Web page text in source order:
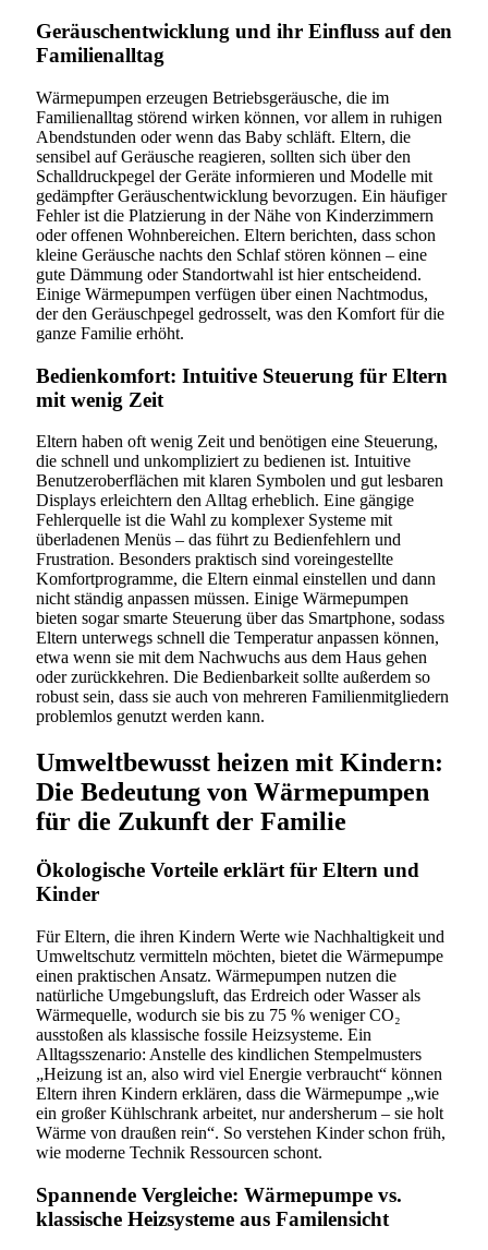
Geräuschentwicklung und ihr Einfluss auf den
Familienalltag
Wärmepumpen erzeugen Betriebsgeräusche, die im
Familienalltag störend wirken können, vor allem in ruhigen
Abendstunden oder wenn das Baby schläft. Eltern, die
sensibel auf Geräusche reagieren, sollten sich über den
Schalldruckpegel der Geräte informieren und Modelle mit
gedämpfter Geräuschentwicklung bevorzugen. Ein häufiger
Fehler ist die Platzierung in der Nähe von Kinderzimmern
oder offenen Wohnbereichen. Eltern berichten, dass schon
kleine Geräusche nachts den Schlaf stören können – eine
gute Dämmung oder Standortwahl ist hier entscheidend.
Einige Wärmepumpen verfügen über einen Nachtmodus,
der den Geräuschpegel gedrosselt, was den Komfort für die
ganze Familie erhöht.
Bedienkomfort: Intuitive Steuerung für Eltern
mit wenig Zeit
Eltern haben oft wenig Zeit und benötigen eine Steuerung,
die schnell und unkompliziert zu bedienen ist. Intuitive
Benutzeroberflächen mit klaren Symbolen und gut lesbaren
Displays erleichtern den Alltag erheblich. Eine gängige
Fehlerquelle ist die Wahl zu komplexer Systeme mit
überladenen Menüs – das führt zu Bedienfehlern und
Frustration. Besonders praktisch sind voreingestellte
Komfortprogramme, die Eltern einmal einstellen und dann
nicht ständig anpassen müssen. Einige Wärmepumpen
bieten sogar smarte Steuerung über das Smartphone, sodass
Eltern unterwegs schnell die Temperatur anpassen können,
etwa wenn sie mit dem Nachwuchs aus dem Haus gehen
oder zurückkehren. Die Bedienbarkeit sollte außerdem so
robust sein, dass sie auch von mehreren Familienmitgliedern
problemlos genutzt werden kann.
Umweltbewusst heizen mit Kindern:
Die Bedeutung von Wärmepumpen
für die Zukunft der Familie
Ökologische Vorteile erklärt für Eltern und
Kinder
Für Eltern, die ihren Kindern Werte wie Nachhaltigkeit und
Umweltschutz vermitteln möchten, bietet die Wärmepumpe
einen praktischen Ansatz. Wärmepumpen nutzen die
natürliche Umgebungsluft, das Erdreich oder Wasser als
Wärmequelle, wodurch sie bis zu 75 % weniger CO₂
ausstoßen als klassische fossile Heizsysteme. Ein
Alltagsszenario: Anstelle des kindlichen Stempelmusters
„Heizung ist an, also wird viel Energie verbraucht“ können
Eltern ihren Kindern erklären, dass die Wärmepumpe „wie
ein großer Kühlschrank arbeitet, nur andersherum – sie holt
Wärme von draußen rein“. So verstehen Kinder schon früh,
wie moderne Technik Ressourcen schont.
Spannende Vergleiche: Wärmepumpe vs.
klassische Heizsysteme aus Familensicht